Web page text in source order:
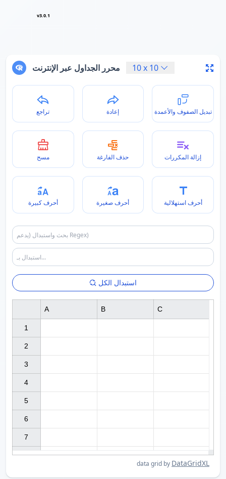
v3.0.1
محرر الجداول عبر الإنترنت 10x 10
تراجع إعادة تبديل الصفوف والأعمدة
مسح حذف الفارغة إزالة المكررات
أحرف كبيرة أحرف صغيرة أحرف استهلالية
استبدال الكل
data grid by DataGridXL
1
2
3
4
5
6
7
A B C